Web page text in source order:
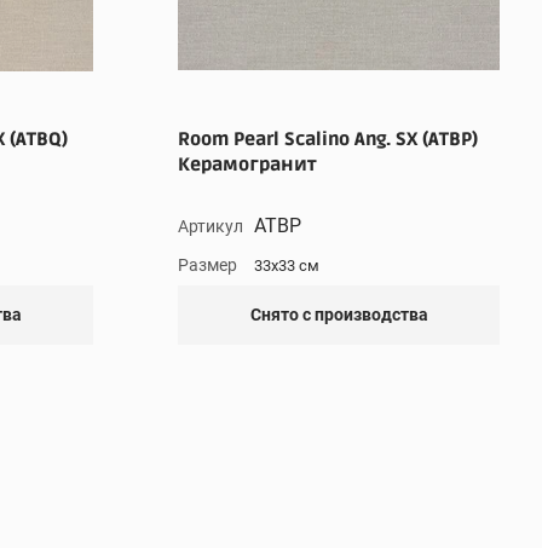
(ATBQ)
Room Pearl Scalino Ang. SX (ATBP)
Керамогранит
Артикул ATBP
Размер 33x33 см
Снято с производства